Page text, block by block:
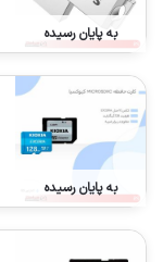
به پایان رسیده
به پایان رسیده